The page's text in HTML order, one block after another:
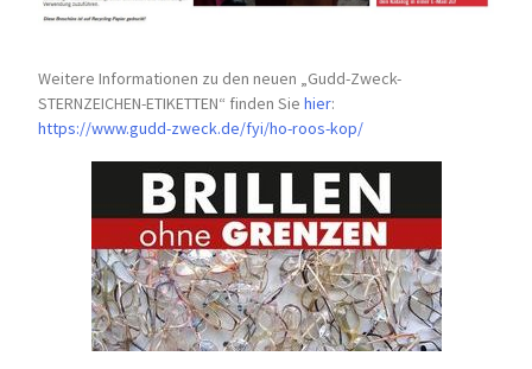
Weitere Informationen zu den neuen „Gudd-Zweck-
STERNZEICHEN-ETIKETTEN“ finden Siehier:
https://www.gudd-zweck.de/fyi/ho-roos-kop/